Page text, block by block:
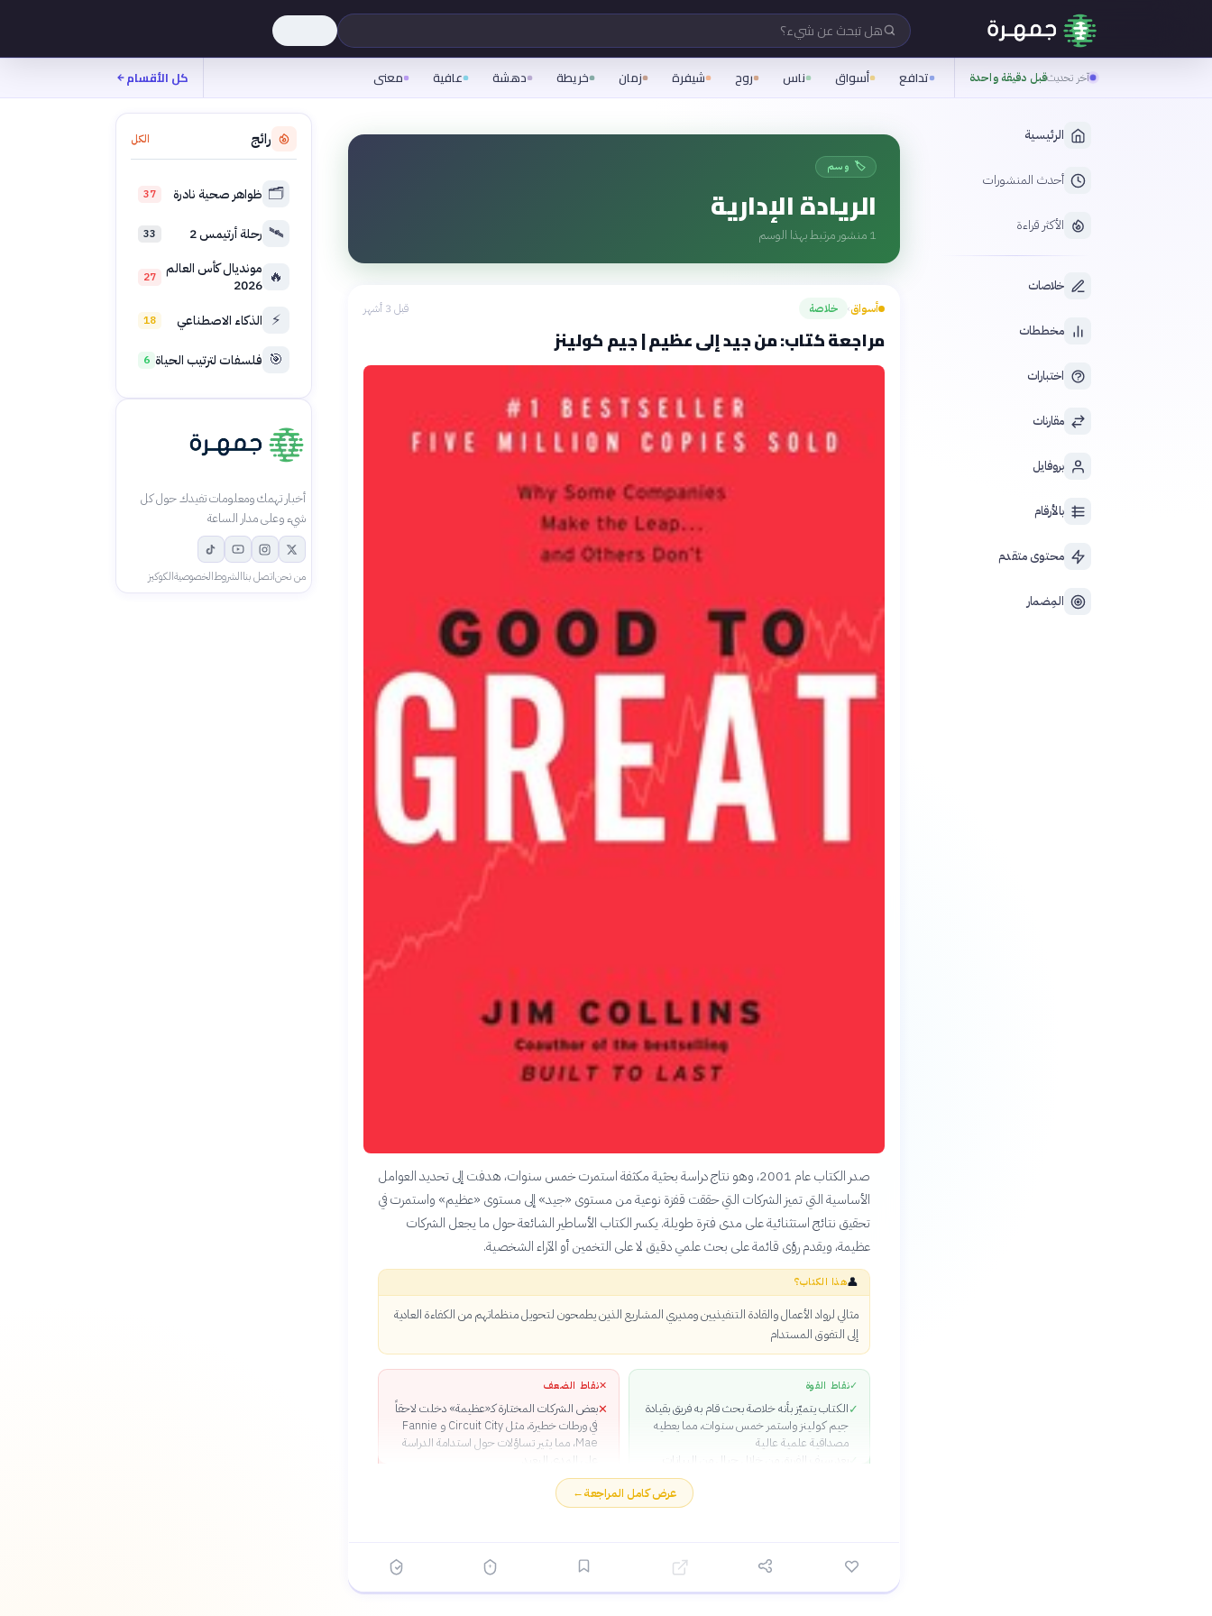
هل تبحث عن شيء؟
آخر تحديثقبل دقيقة واحدة تدافع أسواق ناس روح شيفرة زمان خريطة دهشة عافية معنى كل الأقسام
الرئيسية
أحدث المنشورات
الأكثر قراءة
خلاصات
مخططات
اختبارات
مقارنات
بروفايل
بالأرقام
محتوى متقدم
المِضمار
🏷️ وسم
الريادة الإدارية
1 منشور مرتبط بهذا الوسم
أسواق› خلاصة قبل 3 أشهر
مراجعة كتاب: من جيد إلى عظيم | جيم كولينز
صدر الكتاب عام 2001، وهو نتاج دراسة بحثية مكثفة استمرت خمس سنوات، هدفت إلى تحديد العوامل
الأساسية التي تميز الشركات التي حققت قفزة نوعية من مستوى «جيد» إلى مستوى «عظيم» واستمرت في
تحقيق نتائج استثنائية على مدى فترة طويلة. يكسر الكتاب الأساطير الشائعة حول ما يجعل الشركات
عظيمة، ويقدم رؤى قائمة على بحث علمي دقيق لا على التخمين أو الآراء الشخصية.
👤هذا الكتاب؟
مثالي لرواد الأعمال والقادة التنفيذيين ومديري المشاريع الذين يطمحون لتحويل منظماتهم من الكفاءة العادية
إلى التفوق المستدام
✓نقاط القوة
✓الكتاب يتميّز بأنه خلاصة بحث قام به فريق بقيادة
جيم كولينز واستمر خمس سنوات، مما يعطيه
مصداقية علمية عالية
بعد سيف الفريق من خلال جبال من البيانات
وآلاف صفحات المقابلات، اكتشف كولينز وفريقه
الكتاب المدروس بعناية والمصاغ بشكل جيد
تكنولوجيا المعلومات حتى هوس عمليات
✓الكتاب يقدم إطاراً عملياً يمكن تطبيقه على
✕نقاط الضعف
✕بعض الشركات المختارة كـ«عظيمة» دخلت لاحقاً
في ورطات خطيرة، مثل Circuit City و Fannie
Mae، مما يثير تساؤلات حول استدامة الدراسة
على المدى البعيد
✕يقدم الكتاب «وصفة أعمال عامة» تتجاهل
«الفرص والتحديات الاستراتيجية المحددة»عرض كامل المراجعة←
رائج الكل
🗂️ ظواهر صحية نادرة 37
🛰️ رحلة أرتيمس 2 33
🔥 مونديال كأس العالم
2026
27
⚡ الذكاء الاصطناعي 18
🎯 فلسفات لترتيب الحياة 6
أخبار تهمك ومعلومات تفيدك حول كل
شيء وعلى مدار الساعة
من نحناتصل بناالشروطالخصوصيةالكوكيز